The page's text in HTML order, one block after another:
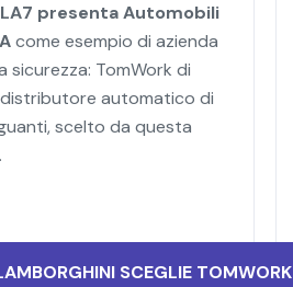
LA7 presentaAutomobili
come esempio di azienda
sicurezza: TomWork di
automatico di
scelto da questa
SCEGLIE TOMWORK